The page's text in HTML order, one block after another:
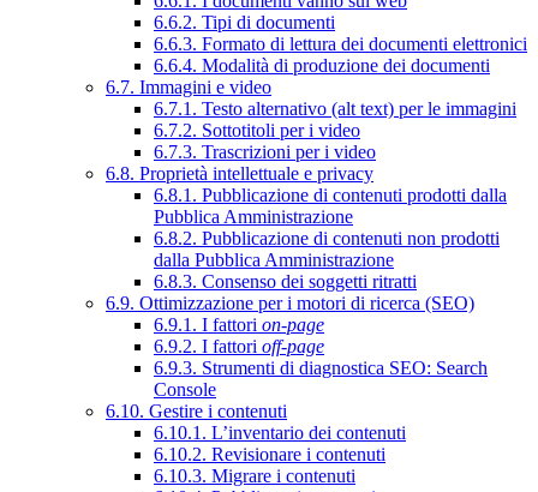
6.6.2. Tipi di documenti
6.6.3. Formato di lettura dei documenti elettronici
6.6.4. Modalità di produzione dei documenti
6.7. Immagini e video
6.7.1. Testo alternativo (alt text) per le immagini
6.7.2. Sottotitoli per i video
6.7.3. Trascrizioni per i video
6.8. Proprietà intellettuale e privacy
6.8.1. Pubblicazione di contenuti prodotti dalla
Pubblica Amministrazione
6.8.2. Pubblicazione di contenuti non prodotti
dalla Pubblica Amministrazione
6.8.3. Consenso dei soggetti ritratti
6.9. Ottimizzazione per i motori di ricerca (SEO)
6.9.1. I fattori on-page
6.9.2. I fattori off-page
6.9.3. Strumenti di diagnostica SEO: Search
Console
6.10. Gestire i contenuti
6.10.1. L’inventario dei contenuti
6.10.2. Revisionare i contenuti
6.10.3. Migrare i contenuti